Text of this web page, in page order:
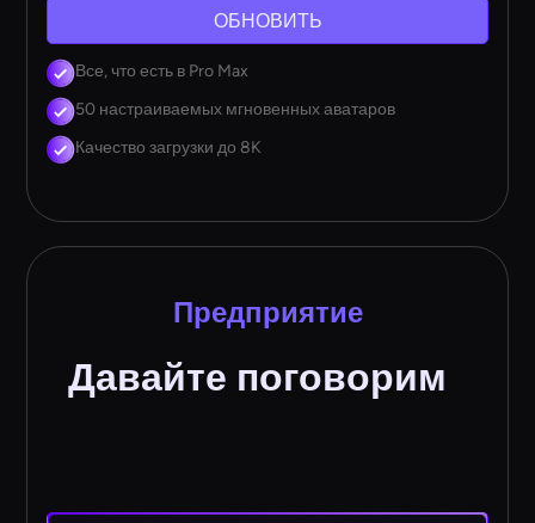
ОБНОВИТЬ
Все, что есть в Pro Max
50 настраиваемых мгновенных аватаров
Качество загрузки до 8K
Предприятие
Давайте поговорим